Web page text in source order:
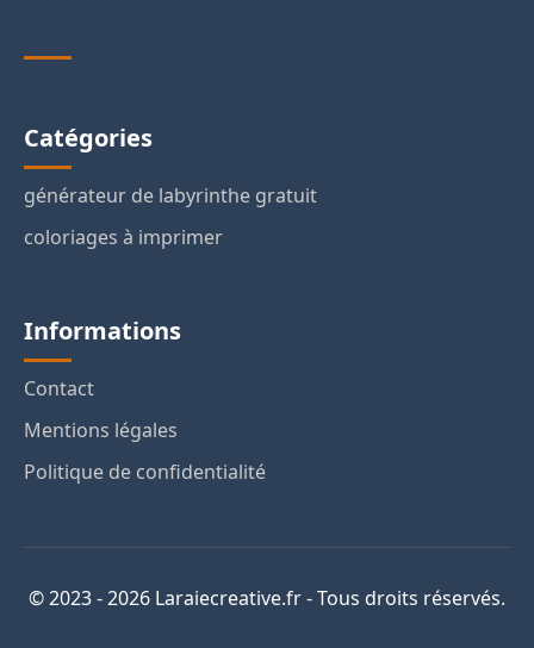
Catégories
générateur de labyrinthe gratuit
coloriages à imprimer
Informations
Contact
Mentions légales
Politique de confidentialité
© 2023 - 2026 Laraiecreative.fr - Tous droits réservés.